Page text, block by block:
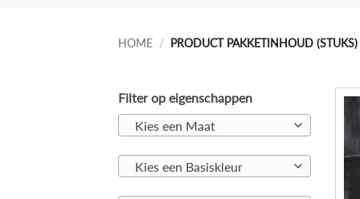
HOME / PRODUCT PAKKETINHOUD
Filter op eigenschappen
Kies een Maat
Kies een Basiskleur